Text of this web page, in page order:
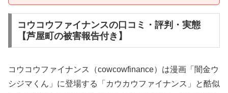
コウコウファイナンスの口コミ・評判・実態
【芦屋町の被害報告付き】
コウコウファイナンス（cowcowfinance）は漫画「闇金ウ
シジマくん」に登場する「カウカウファイナンス」と酷似